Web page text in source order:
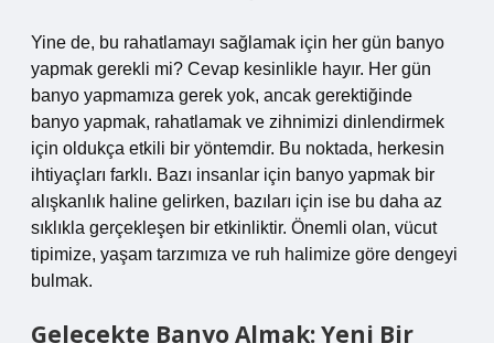
Yine de, bu rahatlamayı sağlamak için her gün banyo
yapmak gerekli mi? Cevap kesinlikle hayır. Her gün
banyo yapmamıza gerek yok, ancak gerektiğinde
banyo yapmak, rahatlamak ve zihnimizi dinlendirmek
için oldukça etkili bir yöntemdir. Bu noktada, herkesin
ihtiyaçları farklı. Bazı insanlar için banyo yapmak bir
alışkanlık haline gelirken, bazıları için ise bu daha az
sıklıkla gerçekleşen bir etkinliktir. Önemli olan, vücut
tipimize, yaşam tarzımıza ve ruh halimize göre dengeyi
bulmak.
Gelecekte Banyo Almak: Yeni Bir